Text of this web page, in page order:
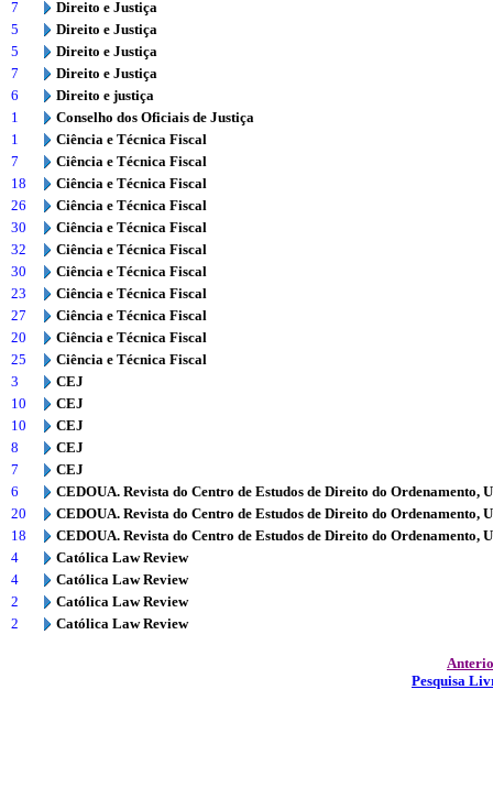
7
Direito e Justiça
5
Direito e Justiça
5
Direito e Justiça
7
Direito e Justiça
6
Direito e justiça
1
Conselho dos Oficiais de Justiça
1
Ciência e Técnica Fiscal
7
Ciência e Técnica Fiscal
18
Ciência e Técnica Fiscal
26
Ciência e Técnica Fiscal
30
Ciência e Técnica Fiscal
32
Ciência e Técnica Fiscal
30
Ciência e Técnica Fiscal
23
Ciência e Técnica Fiscal
27
Ciência e Técnica Fiscal
20
Ciência e Técnica Fiscal
25
Ciência e Técnica Fiscal
3
CEJ
10
CEJ
10
CEJ
8
CEJ
7
CEJ
6
CEDOUA. Revista do Centro de Estudos de Direito do Ordenamento,
20
CEDOUA. Revista do Centro de Estudos de Direito do Ordenamento,
18
CEDOUA. Revista do Centro de Estudos de Direito do Ordenamento,
4
Católica Law Review
4
Católica Law Review
2
Católica Law Review
2
Católica Law Review
Pesquisa